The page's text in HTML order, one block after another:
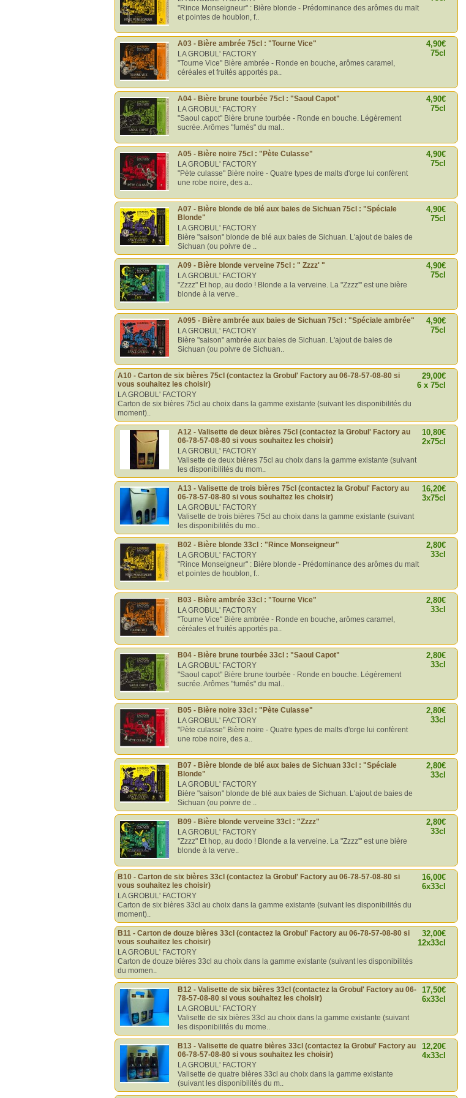
"Rince Monseigneur" : Bière blonde - Prédominance des arômes du malt
et pointes de houblon, f..
4,90€
75cl
A03 - Bière ambrée 75cl : "Tourne Vice"
LA GROBUL' FACTORY
"Tourne Vice" Bière ambrée - Ronde en bouche, arômes caramel,
céréales et fruités apportés pa..
4,90€
75cl
A04 - Bière brune tourbée 75cl : "Saoul Capot"
LA GROBUL' FACTORY
"Saoul capot" Bière brune tourbée - Ronde en bouche. Légèrement
sucrée. Arômes "fumés" du mal..
4,90€
75cl
A05 - Bière noire 75cl : "Pète Culasse"
LA GROBUL' FACTORY
"Pète culasse" Bière noire - Quatre types de malts d'orge lui confèrent
une robe noire, des a..
4,90€
75cl
A07 - Bière blonde de blé aux baies de Sichuan 75cl : "Spéciale
Blonde"
LA GROBUL' FACTORY
Bière "saison" blonde de blé aux baies de Sichuan. L'ajout de baies de
Sichuan (ou poivre de ..
4,90€
75cl
A09 - Bière blonde verveine 75cl : " Zzzz' "
LA GROBUL' FACTORY
"Zzzz" Et hop, au dodo ! Blonde a la verveine. La "Zzzz'" est une bière
blonde à la verve..
4,90€
75cl
A095 - Bière ambrée aux baies de Sichuan 75cl : "Spéciale ambrée"
LA GROBUL' FACTORY
Bière "saison" ambrée aux baies de Sichuan. L'ajout de baies de
Sichuan (ou poivre de Sichuan..
29,00€
6 x 75cl
A10 - Carton de six bières 75cl (contactez la Grobul' Factory au 06-78-57-08-80 si
vous souhaitez les choisir)
LA GROBUL' FACTORY
Carton de six bières 75cl au choix dans la gamme existante (suivant les disponibilités du
moment)..
10,80€
2x75cl
A12 - Valisette de deux bières 75cl (contactez la Grobul' Factory au
06-78-57-08-80 si vous souhaitez les choisir)
LA GROBUL' FACTORY
Valisette de deux bières 75cl au choix dans la gamme existante (suivant
les disponibilités du mom..
16,20€
3x75cl
A13 - Valisette de trois bières 75cl (contactez la Grobul' Factory au
06-78-57-08-80 si vous souhaitez les choisir)
LA GROBUL' FACTORY
Valisette de trois bières 75cl au choix dans la gamme existante (suivant
les disponibilités du mo..
2,80€
33cl
B02 - Bière blonde 33cl : "Rince Monseigneur"
LA GROBUL' FACTORY
"Rince Monseigneur" : Bière blonde - Prédominance des arômes du malt
et pointes de houblon, f..
2,80€
33cl
B03 - Bière ambrée 33cl : "Tourne Vice"
LA GROBUL' FACTORY
"Tourne Vice" Bière ambrée - Ronde en bouche, arômes caramel,
céréales et fruités apportés pa..
2,80€
33cl
B04 - Bière brune tourbée 33cl : "Saoul Capot"
LA GROBUL' FACTORY
"Saoul capot" Bière brune tourbée - Ronde en bouche. Légèrement
sucrée. Arômes "fumés" du mal..
2,80€
33cl
B05 - Bière noire 33cl : "Pète Culasse"
LA GROBUL' FACTORY
"Pète culasse" Bière noire - Quatre types de malts d'orge lui confèrent
une robe noire, des a..
2,80€
33cl
B07 - Bière blonde de blé aux baies de Sichuan 33cl : "Spéciale
Blonde"
LA GROBUL' FACTORY
Bière "saison" blonde de blé aux baies de Sichuan. L'ajout de baies de
Sichuan (ou poivre de ..
2,80€
33cl
B09 - Bière blonde verveine 33cl : "Zzzz"
LA GROBUL' FACTORY
"Zzzz" Et hop, au dodo ! Blonde a la verveine. La "Zzzz'" est une bière
blonde à la verve..
16,00€
6x33cl
B10 - Carton de six bières 33cl (contactez la Grobul' Factory au 06-78-57-08-80 si
vous souhaitez les choisir)
LA GROBUL' FACTORY
Carton de six bières 33cl au choix dans la gamme existante (suivant les disponibilités du
moment)..
32,00€
12x33cl
B11 - Carton de douze bières 33cl (contactez la Grobul' Factory au 06-78-57-08-80 si
vous souhaitez les choisir)
LA GROBUL' FACTORY
Carton de douze bières 33cl au choix dans la gamme existante (suivant les disponibilités
du momen..
17,50€
6x33cl
B12 - Valisette de six bières 33cl (contactez la Grobul' Factory au 06-
78-57-08-80 si vous souhaitez les choisir)
LA GROBUL' FACTORY
Valisette de six bières 33cl au choix dans la gamme existante (suivant
les disponibilités du mome..
12,20€
4x33cl
B13 - Valisette de quatre bières 33cl (contactez la Grobul' Factory au
06-78-57-08-80 si vous souhaitez les choisir)
LA GROBUL' FACTORY
Valisette de quatre bières 33cl au choix dans la gamme existante
(suivant les disponibilités du m..